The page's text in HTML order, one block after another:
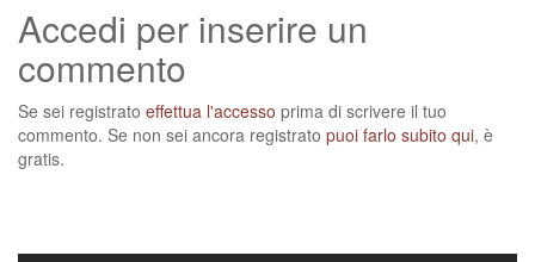
Accedi per inserire un
commento
Se sei registrato effettua l'accesso prima di scrivere il tuo
commento. Se non sei ancora registrato puoi farlo subito qui, è
gratis.